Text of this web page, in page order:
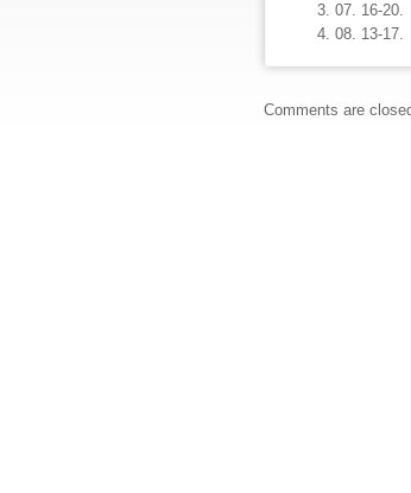
07. 16-20.
08. 13-17.
Comments are